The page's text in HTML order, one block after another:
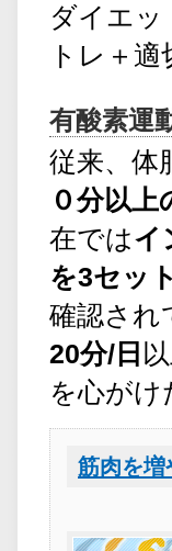
ダイエッ
トレ＋
有酸素運
従来、体
０分以上
在ではイ
を3セット
確認され
20分/日
を心がけ
筋肉を増